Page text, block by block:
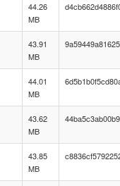
44.26
MB
43.91
MB
44.01
MB
43.62
MB
43.85
MB